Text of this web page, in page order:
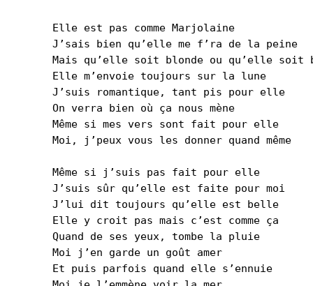
Elle est pas comme Marjolaine
J’sais bien qu’elle me f’ra de la peine
Mais qu’elle soit blonde ou qu’elle soit
Elle m’envoie toujours sur la lune
J’suis romantique, tant pis pour elle
On verra bien où ça nous mène
Même si mes vers sont fait pour elle
Moi, j’peux vous les donner quand même
Même si j’suis pas fait pour elle
J’suis sûr qu’elle est faite pour moi
J’lui dit toujours qu’elle est belle
Elle y croit pas mais c’est comme ça
Quand de ses yeux, tombe la pluie
Moi j’en garde un goût amer
Et puis parfois quand elle s’ennuie